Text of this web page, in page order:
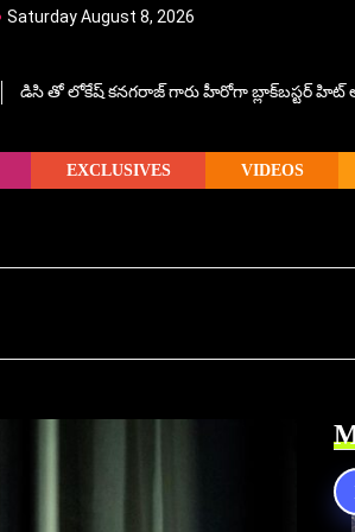
Saturday August 8, 2026
డిసి తో లోకేష్ కనగరాజ్ గారు హీరోగా బ్లాక్‌బస్టర్ హిట్
EXCLUSIVES VIDEOS